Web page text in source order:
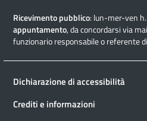
Ricevimento pubblico: lun-mer-ven
appuntamento, da concordarsi via
funzionario responsabile o referente
Dichiarazione di accessibilità
Crediti e informazioni